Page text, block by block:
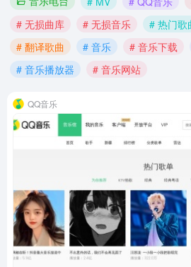
# 无损曲库
# 无损音乐 # 热门歌
# 翻译歌曲
# 音乐 # 音乐下载
# 音乐播放器
# 音乐网站
QQ音乐